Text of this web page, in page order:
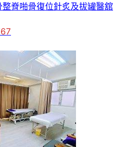
脊啪骨復位針炙及拔罐醫舘